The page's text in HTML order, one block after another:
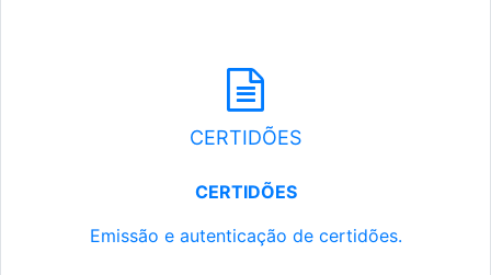
CERTIDÕES
CERTIDÕES
Emissão e autenticação de certidões.